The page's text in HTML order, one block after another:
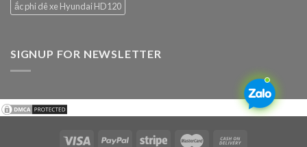
ắc phi dê xe Hyundai HD120
SIGNUP FOR NEWSLETTER